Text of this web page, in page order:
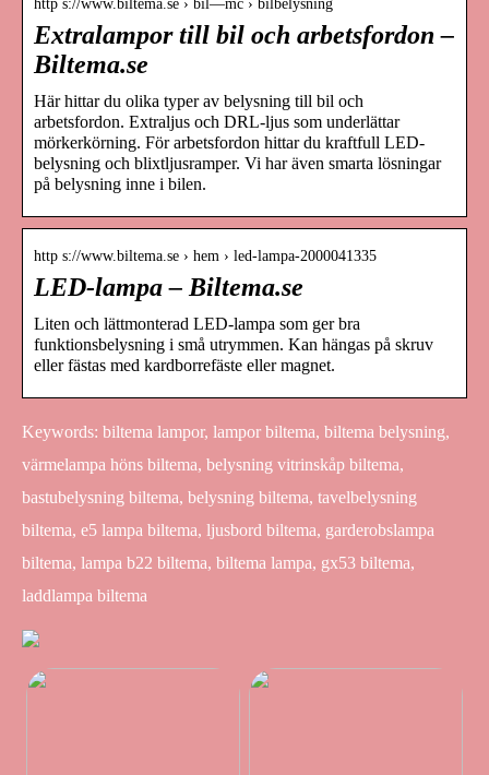
http s://www.biltema.se › bil—mc › bilbelysning
Extralampor till bil och arbetsfordon –
Biltema.se
Här hittar du olika typer av belysning till bil och
arbetsfordon. Extraljus och DRL-ljus som underlättar
mörkerkörning. För arbetsfordon hittar du kraftfull LED-
belysning och blixtljusramper. Vi har även smarta lösningar
på belysning inne i bilen.
http s://www.biltema.se › hem › led-lampa-2000041335
LED-lampa – Biltema.se
Liten och lättmonterad LED-lampa som ger bra
funktionsbelysning i små utrymmen. Kan hängas på skruv
eller fästas med kardborrefäste eller magnet.
Keywords: biltema lampor, lampor biltema, biltema belysning,
värmelampa höns biltema, belysning vitrinskåp biltema,
bastubelysning biltema, belysning biltema, tavelbelysning
biltema, e5 lampa biltema, ljusbord biltema, garderobslampa
biltema, lampa b22 biltema, biltema lampa, gx53 biltema,
laddlampa biltema